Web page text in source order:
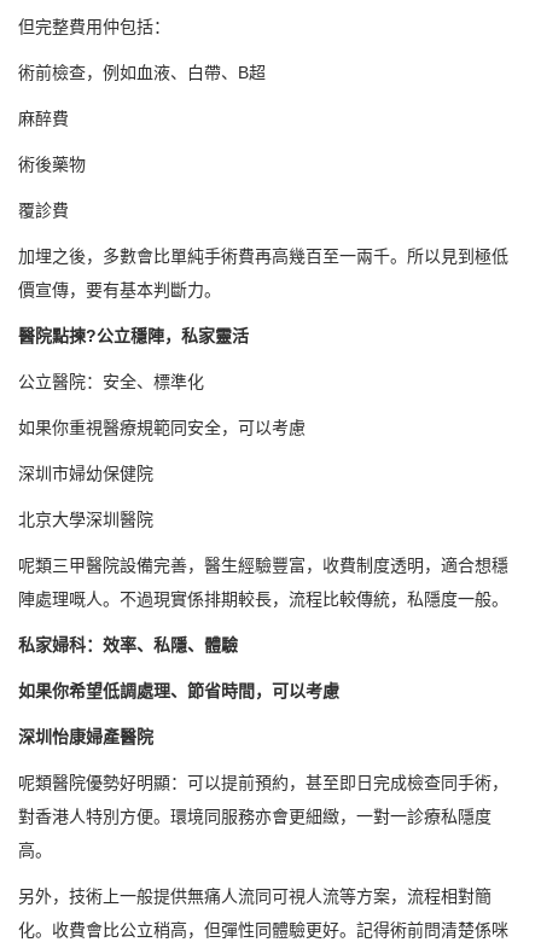
但完整費用仲包括：
術前檢查，例如血液、白帶、B超
麻醉費
術後藥物
覆診費
加埋之後，多數會比單純手術費再高幾百至一兩千。所以見到極低
價宣傳，要有基本判斷力。
醫院點揀?公立穩陣，私家靈活
公立醫院：安全、標準化
如果你重視醫療規範同安全，可以考慮
深圳市婦幼保健院
北京大學深圳醫院
呢類三甲醫院設備完善，醫生經驗豐富，收費制度透明，適合想穩
陣處理嘅人。不過現實係排期較長，流程比較傳統，私隱度一般。
私家婦科：效率、私隱、體驗
如果你希望低調處理、節省時間，可以考慮
深圳怡康婦產醫院
呢類醫院優勢好明顯：可以提前預約，甚至即日完成檢查同手術，
對香港人特別方便。環境同服務亦會更細緻，一對一診療私隱度
高。
另外，技術上一般提供無痛人流同可視人流等方案，流程相對簡
化。收費會比公立稍高，但彈性同體驗更好。記得術前問清楚係咪